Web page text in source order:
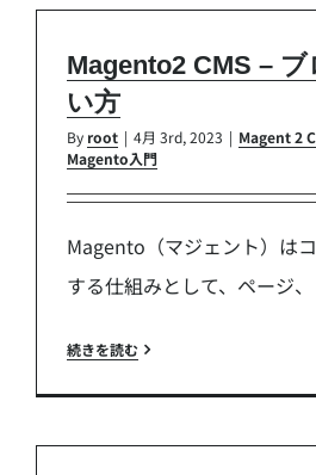
Magento2 CMS –
い方
By root | 4月 3rd, 2023 | Magent 2
Magento入門
Magento（マジェント）は
する仕組みとして、ページ
続きを読む